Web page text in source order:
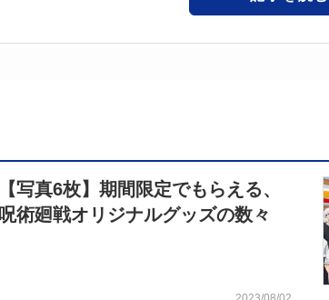
【写真6枚】期間限定でもらえる、
呪術廻戦オリジナルグッズの数々